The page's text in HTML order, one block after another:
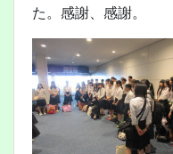
た。感謝、感謝。